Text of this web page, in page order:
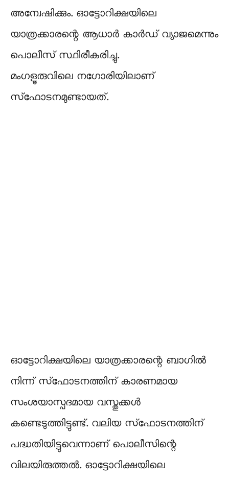
അന്വേഷിക്കും. ഓട്ടോറിക്ഷയിലെ
യാത്രക്കാരന്റെ ആധാര്‍ കാര്‍ഡ് വ്യാജമെന്നും
പൊലീസ് സ്ഥിരീകരിച്ചു.
മംഗളൂരുവിലെ നഗോരിയിലാണ്
സ്‌ഫോടനമുണ്ടായത്.
ഓട്ടോറിക്ഷയിലെ യാത്രക്കാരന്റെ ബാഗില്‍
നിന്ന് സ്‌ഫോടനത്തിന് കാരണമായ
സംശയാസ്പദമായ വസ്തുക്കള്‍
കണ്ടെടുത്തിട്ടുണ്ട്. വലിയ സ്‌ഫോടനത്തിന്
പദ്ധതിയിട്ടുവെന്നാണ് പൊലീസിന്റെ
വിലയിരുത്തല്‍. ഓട്ടോറിക്ഷയിലെ